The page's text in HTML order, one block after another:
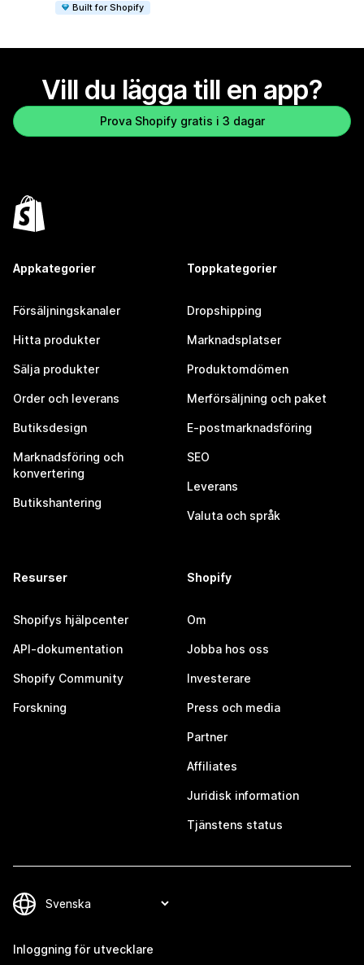
Built for Shopify
Vill du lägga till en app?
Prova Shopify gratis i 3 dagar
Appkategorier
Försäljningskanaler
Hitta produkter
Sälja produkter
Order och leverans
Butiksdesign
Marknadsföring och
konvertering
Butikshantering
Toppkategorier
Dropshipping
Marknadsplatser
Produktomdömen
Merförsäljning och paket
E-postmarknadsföring
SEO
Leverans
Valuta och språk
Resurser
Shopifys hjälpcenter
API-dokumentation
Shopify Community
Forskning
Shopify
Om
Jobba hos oss
Investerare
Press och media
Partner
Affiliates
Juridisk information
Tjänstens status
Inloggning för utvecklare